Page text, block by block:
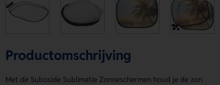
Productomschrijving
Met de Suboside Sublimatie Zonneschermen houd je de zon